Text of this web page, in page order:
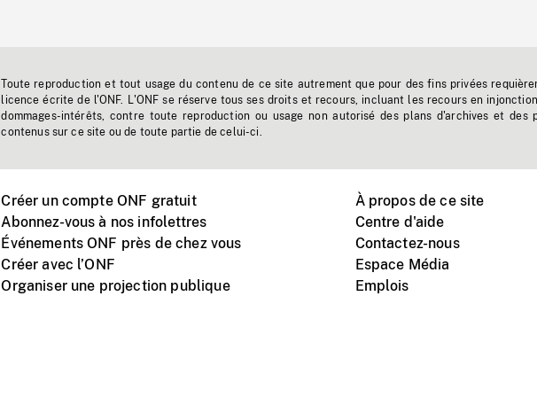
Toute reproduction et tout usage du contenu de ce site autrement que pour des fins privées
licence écrite de l'ONF. L'ONF se réserve tous ses droits et recours, incluant les recours en
dommages-intérêts, contre toute reproduction ou usage non autorisé des plans d'archives et des
contenus sur ce site ou de toute partie de celui-ci.
Créer un compte ONF gratuit
Abonnez-vous à nos infolettres
Événements ONF près de chez vous
Créer avec l’ONF
Organiser une projection publique
À propos de ce site
Centre d'aide
Contactez-nous
Espace Média
Emplois